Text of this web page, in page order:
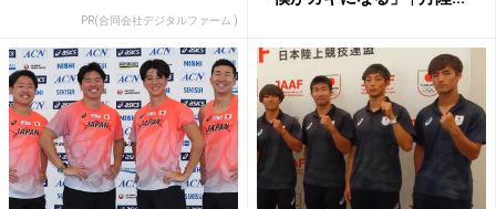
PR(合同会社デジタルファーム )